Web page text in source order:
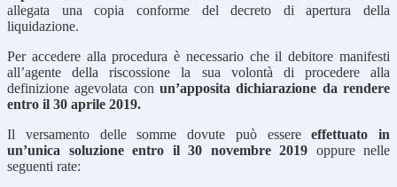
allegata una copia conforme del decreto di apertura della
liquidazione.
Per accedere alla procedura è necessario che il debitore manifesti
all’agente della riscossione la sua volontà di procedere alla
definizione agevolata con un’apposita dichiarazione da rendere
entro il 30 aprile 2019.
Il versamento delle somme dovute può essereeffettuato in
un’unica soluzione entro il 30 novembre 2019 oppure nelle
seguenti rate: